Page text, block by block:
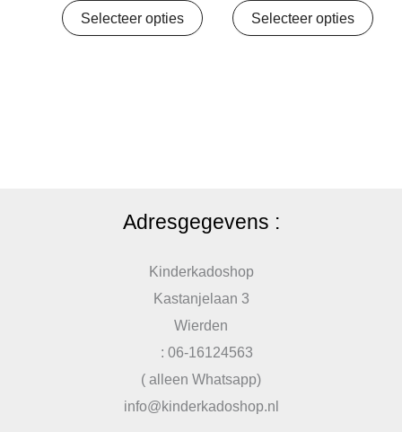
Selecteer opties Selecteer opties
Adresgegevens :
Kinderkadoshop
Kastanjelaan 3
Wierden
: 06-16124563
( alleen Whatsapp)
info@kinderkadoshop.nl